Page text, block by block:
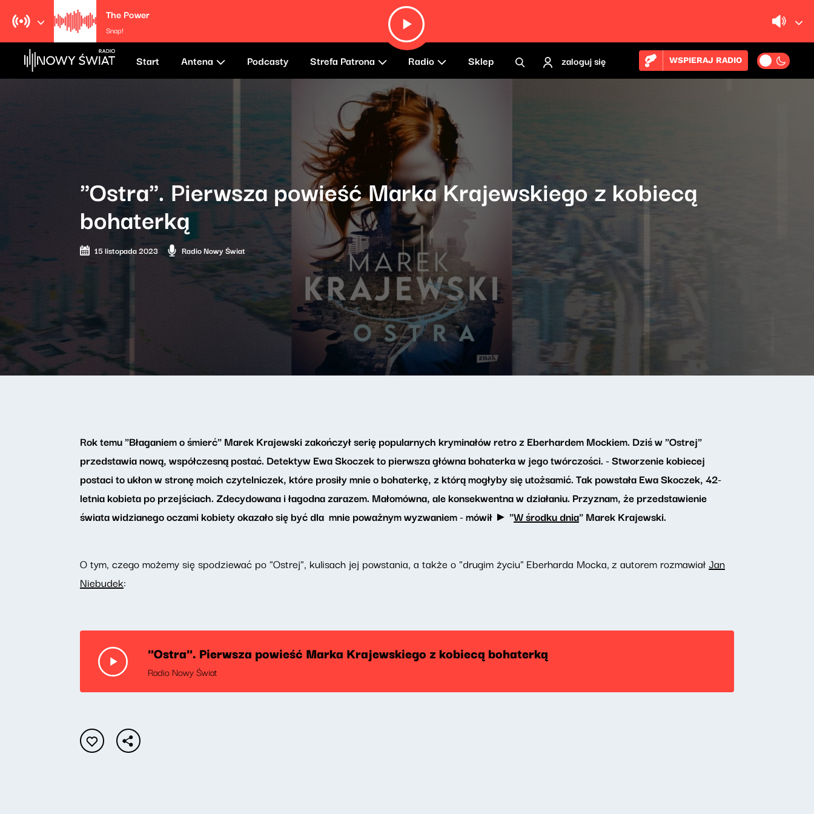
The Power
Snap!
Start Antena Podcasty Strefa Patrona Radio Sklep zaloguj się WSPIERAJ RADIO
"Ostra". Pierwsza powieść Marka Krajewskiego z kobiecą
bohaterką
15 listopada 2023 Radio Nowy Świat
Rok temu "Błaganiem o śmierć" Marek Krajewski zakończył serię popularnych kryminałów retro z Eberhardem Mockiem. Dziś w "Ostrej"
przedstawia nową, współczesną postać. Detektyw Ewa Skoczek to pierwsza główna bohaterka w jego twórczości. - Stworzenie kobiecej
postaci to ukłon w stronę moich czytelniczek, które prosiły mnie o bohaterkę, z którą mogłyby się utożsamić. Tak powstała Ewa Skoczek, 42-
letnia kobieta po przejściach. Zdecydowana i łagodna zarazem. Małomówna, ale konsekwentna w działaniu. Przyznam, że przedstawienie
świata widzianego oczami kobiety okazało się być dla mnie poważnym wyzwaniem - mówił ► "W środku dnia" Marek Krajewski.
O tym, czego możemy się spodziewać po "Ostrej", kulisach jej powstania, a także o "drugim życiu" Eberharda Mocka,z autorem rozmawiał Jan
Niebudek:
"Ostra". Pierwsza powieść Marka Krajewskiego z kobiecą bohaterką
Radio Nowy Świat